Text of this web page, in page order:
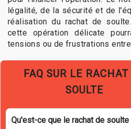
légalité, de la sécurité et de
réalisation du rachat de
cette opération délicate
tensions ou de frustrations
FAQ SUR LE RACHAT
SOULTE
Qu'est-ce que le rachat de soulte